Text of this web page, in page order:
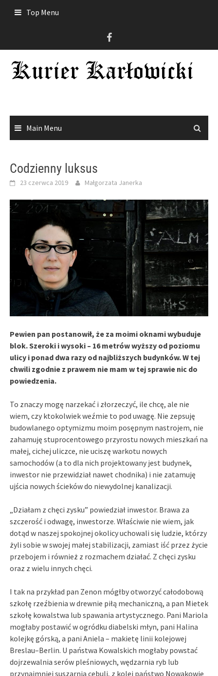
Top Menu
Main Menu
Codzienny luksus
23 czerwca 2019 Małgorzata Janerka
Pewien pan postanowił, że za moimi oknami wybuduje
blok. Szeroki i wysoki – 16 metrów wyższy od poziomu
ulicy i ponad dwa razy od najbliższych budynków.W tej
chwili zgodnie z prawem nie mam w tej sprawie nic do
powiedzenia.
To znaczy mogę narzekać i złorzeczyć, ile chcę, ale nie
wiem, czy ktokolwiek weźmie to pod uwagę. Nie zepsuję
budowlanego optymizmu moim posępnym nastrojem, nie
zahamuję stuprocentowego przyrostu nowych mieszkań na
małej, cichej uliczce, nie uciszę warkotu nowych
samochodów (a to dla nich projektowany jest budynek,
inwestor nie przewidział nawet chodnika) i nie zatamuję
ujścia nowych ścieków do niewydolnej kanalizacji.
„Działam z chęci zysku” powiedział inwestor. Brawa za
szczerość i odwagę, inwestorze. Właściwie nie wiem, jak
dotąd w naszej spokojnej okolicy uchowali się ludzie, którzy
żyli sobie w swojej małej stabilizacji, zamiast iść przez życie
przebojem i również z rozmachem działać. Z chęci zysku
oraz z wielu innych chęci.
I tak na przykład pan Zenon mógłby otworzyć całodobową
szkołę rzeźbienia w drewnie piłą mechaniczną, a pan Mietek
szkołę kowalstwa lub spawania artystycznego. Pani Mariola
mogłaby postawić w ogródku diabelski młyn, pani Halina
kolejkę górską, a pani Aniela – makietę linii kolejowej
Breslau–Berlin. U państwa Kowalskich mogłaby powstać
dojrzewalnia serów pleśniowych, wędzarnia ryb lub
przynajmniej suszarnia cebuli, z kolei państwo Nowakowie